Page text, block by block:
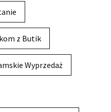
z Butik
Wyprzedaż